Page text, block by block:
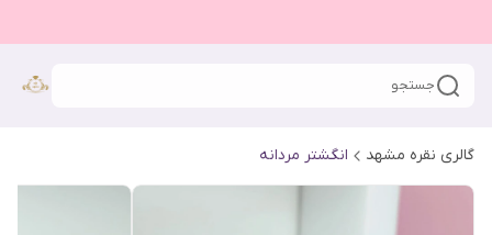
جستجو
گالری نقره مشهد انگشتر مردانه